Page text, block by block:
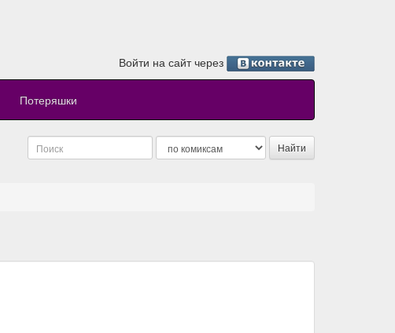
Войти на сайт через
Потеряшки